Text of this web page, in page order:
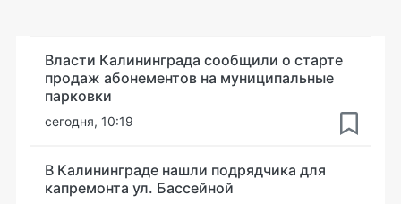
Власти Калининграда сообщили о старте
продаж абонементов на муниципальные
парковки
сегодня, 10:19
В Калининграде нашли подрядчика для
капремонта ул. Бассейной